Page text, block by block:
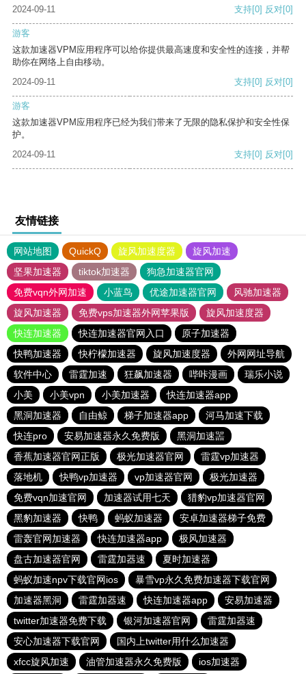
2024-09-11
支持[0] 反对[0]
游客
这款加速器VPM应用程序可以给你提供最高速度和安全性的连接，并帮
助你在网络上自由移动。
2024-09-11
支持[0] 反对[0]
游客
这款加速器VPM应用程序已经为我们带来了无限的隐私保护和安全性保
护。
2024-09-11
支持[0] 反对[0]
友情链接
网站地图 QuickQ 旋风加速度器
旋风加速
坚果加速器
tiktok加速器
狗急加速器官网
免费vqn外网加速
小蓝鸟 优途加速器官网
风驰加速器
旋风加速器
免费vps加速器外网苹果版
旋风加速度器
快连加速器
快连加速器官网入口
原子加速器
快鸭加速器
快柠檬加速器 旋风加速度器
外网网址导航
软件中心
雷霆加速 狂飙加速器 哔咔漫画
瑞乐小说
小美
小美vpn 小美加速器
快连加速器app
黑洞加速器
自由鲸 梯子加速器app
河马加速下载
快连pro
安易加速器永久免费版
黑洞加速噐
香蕉加速器官网正版
极光加速器官网
雷霆vp加速器
落地机
快鸭vp加速器 vp加速器官网
极光加速器
免费vqn加速官网
加速器试用七天
猎豹vp加速器官网
黑豹加速器
快鸭 蚂蚁加速器
安卓加速器梯子免费
雷轰官网加速器
快连加速器app
极风加速器
盘古加速器官网
雷霆加器速
夏时加速器
蚂蚁加速npv下载官网ios
暴雪vp永久免费加速器下载官网
加速器黑洞
雷霆加器速 快连加速器app
安易加速器
twitter加速器免费下载
银河加速器官网
雷霆加器速
安心加速器下载官网
国内上twitter用什么加速器
xfcc旋风加速
油管加速器永久免费版 ios加速器